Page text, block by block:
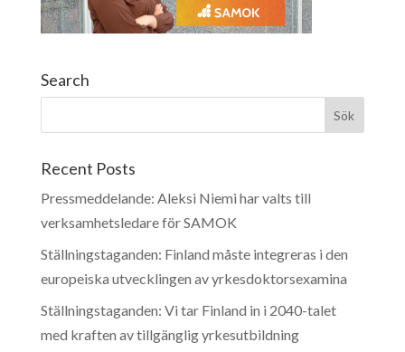
Search
Recent Posts
Pressmeddelande: Aleksi Niemi har valts till
verksamhetsledare för SAMOK
Ställningstaganden: Finland måste integreras i den
europeiska utvecklingen av yrkesdoktorsexamina
Ställningstaganden: Vi tar Finland in i 2040-talet
med kraften av tillgänglig yrkesutbildning